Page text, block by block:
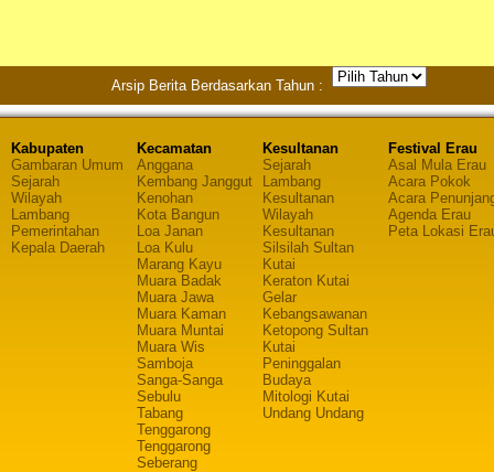
Arsip Berita Berdasarkan Tahun :
Kabupaten
Gambaran Umum
Sejarah
Wilayah
Lambang
Pemerintahan
Kepala Daerah
Kecamatan
Anggana
Kembang Janggut
Kenohan
Kota Bangun
Loa Janan
Loa Kulu
Marang Kayu
Muara Badak
Muara Jawa
Muara Kaman
Muara Muntai
Muara Wis
Samboja
Sanga-Sanga
Sebulu
Tabang
Tenggarong
Tenggarong
Seberang
Kesultanan
Sejarah
Lambang
Kesultanan
Wilayah
Kesultanan
Silsilah Sultan
Kutai
Keraton Kutai
Gelar
Kebangsawanan
Ketopong Sultan
Kutai
Peninggalan
Budaya
Mitologi Kutai
Undang Undang
Festival Erau
Asal Mula Erau
Acara Pokok
Acara
Agenda Erau
Peta Lokasi